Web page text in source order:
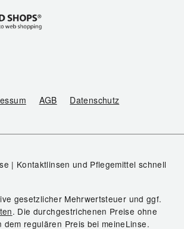
AGB Datenschutz
| Kontaktlinsen und Pflegemittel schnell
gesetzlicher Mehrwertsteuer und ggf.
. Die durchgestrichenen Preise ohne
dem regulären Preis bei meineLinse.